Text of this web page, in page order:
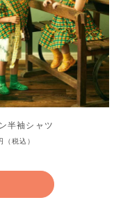
半袖シャツ
（税込）